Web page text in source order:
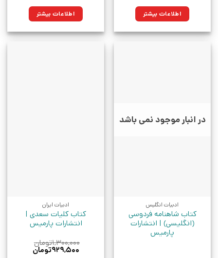
اطلاعات بیشتر اطلاعات بیشتر
در انبار موجود نمی باشد
ادبیات انگلیس
کتاب شاهنامه فردوسی
(انگلیسی) | انتشارات
پارمیس
ادبیات ایران
کتاب کلیات سعدی |
انتشارات پارمیس
۱,۳۰۰,۰۰۰تومان
قیمت
۹۲۹,۵۰۰تومان